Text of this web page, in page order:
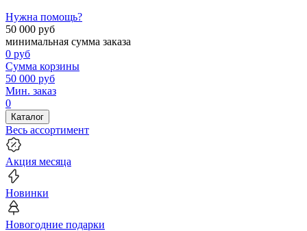
Нужна помощь?
50 000 руб
минимальная сумма заказа
0 руб
Сумма корзины
50 000 руб
Мин. заказ
0
Каталог
Весь ассортимент
Акция месяца
Новинки
Новогодние подарки